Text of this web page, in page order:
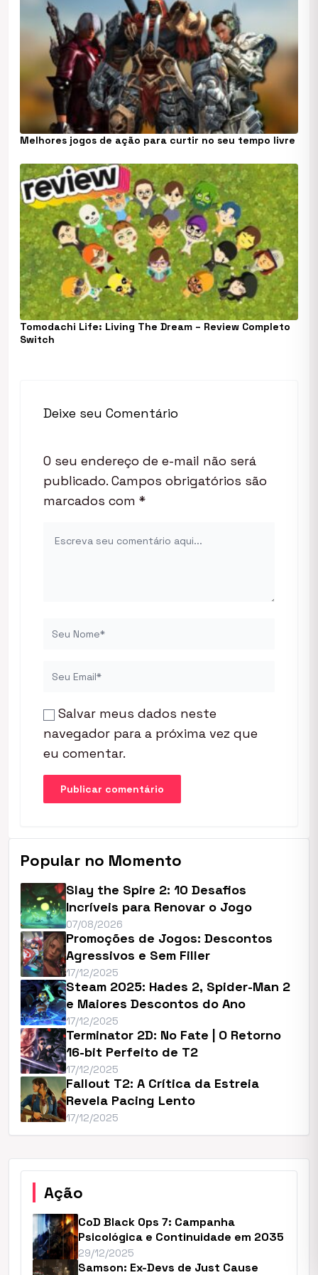
Melhores jogos de ação para curtir no seu tempo livre
Tomodachi Life: Living The Dream – Review Completo
Switch
Deixe seu Comentário
O seu endereço de e-mail não será
publicado. Campos obrigatórios são
marcados com *
Salvar meus dados neste
navegador para a próxima vez que
eu comentar.
Popular no Momento
Slay the Spire 2: 10 Desafios
Incríveis para Renovar o Jogo
07/08/2026
Promoções de Jogos: Descontos
Agressivos e Sem Filler
17/12/2025
Steam 2025: Hades 2, Spider-Man 2
e Maiores Descontos do Ano
17/12/2025
Terminator 2D: No Fate | O Retorno
16-bit Perfeito de T2
17/12/2025
Fallout T2: A Crítica da Estreia
Revela Pacing Lento
17/12/2025
Ação
CoD Black Ops 7: Campanha
Psicológica e Continuidade em 2035
29/12/2025
Samson: Ex-Devs de Just Cause